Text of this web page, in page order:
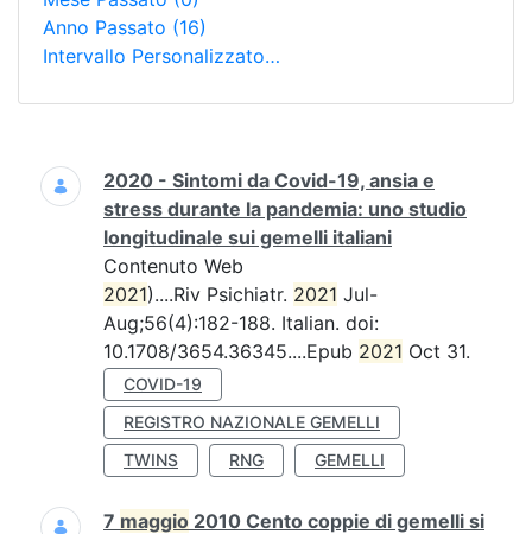
Anno Passato (16)
Intervallo Personalizzato…
Ricerca
2020 - Sintomi da Covid-19, ansia e
stress durante la pandemia: uno studio
longitudinale sui gemelli italiani
Contenuto Web
2021)....Riv Psichiatr. 2021 Jul-
Aug;56(4):182-188. Italian. doi:
10.1708/3654.36345....Epub 2021 Oct 31.
COVID-19
REGISTRO NAZIONALE GEMELLI
TWINS
RNG GEMELLI
7 maggio 2010 Cento coppie di gemelli si